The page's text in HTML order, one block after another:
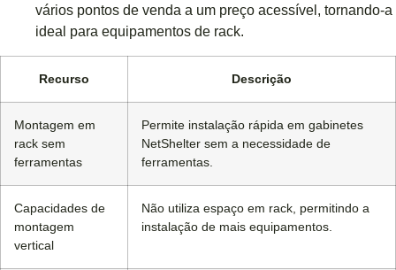
vários pontos de venda a um preço acessível, tornando-a
ideal para equipamentos de rack.
Recurso Descrição
Montagem em
rack sem
ferramentas
Permite instalação rápida em gabinetes
NetShelter sem a necessidade de
ferramentas.
Capacidades de
montagem
vertical
Não utiliza espaço em rack, permitindo a
instalação de mais equipamentos.